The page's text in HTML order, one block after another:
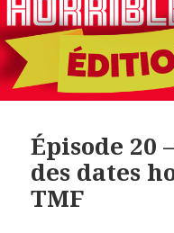
Épisode 20
des dates
TMF